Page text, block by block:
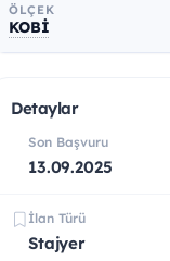
ÖLÇEK
KOBİ
Detaylar
Son Başvuru
13.09.2025
İlan Türü
Stajyer